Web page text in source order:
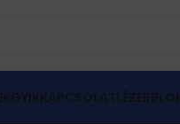
GYIKKAPCSOLAT